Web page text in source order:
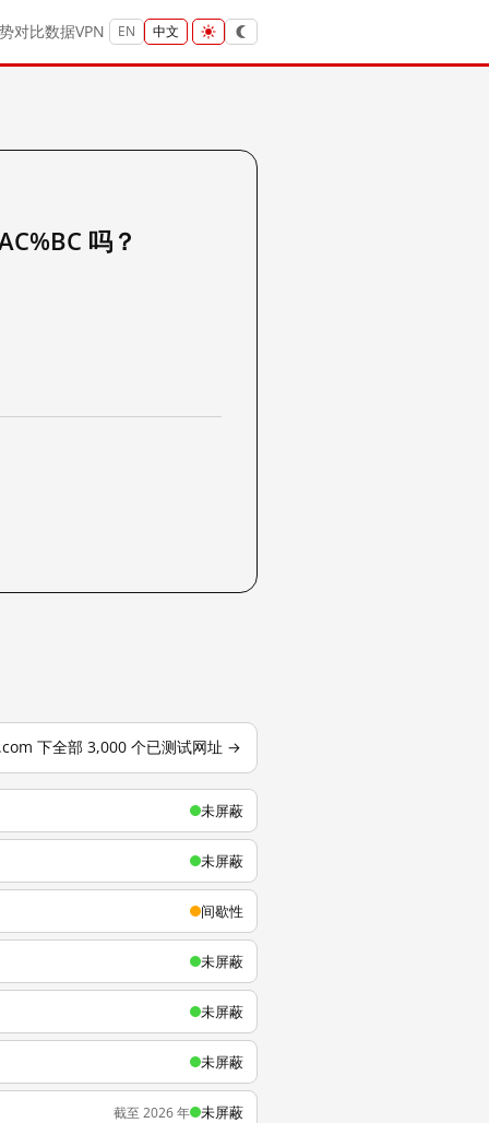
对比数据VPN EN 中文
吗？
下全部 3,000 个已测试网址 →
未屏蔽
未屏蔽
间歇性
未屏蔽
未屏蔽
未屏蔽
截至 2026 年 未屏蔽